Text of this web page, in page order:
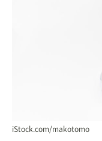
iStock.com/makotomo